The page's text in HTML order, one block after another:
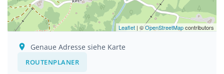
Leaflet | ©OpenStreetMapcontributors
Genaue Adresse siehe Karte
ROUTENPLANER